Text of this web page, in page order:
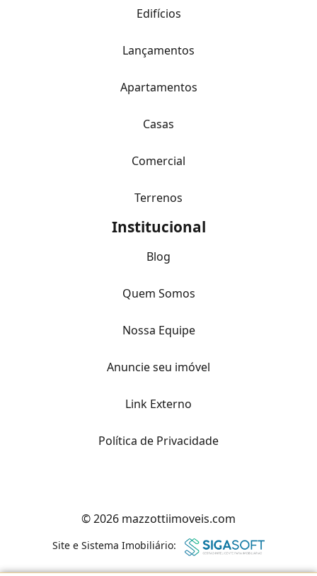
Edifícios
Lançamentos
Apartamentos
Casas
Comercial
Terrenos
Institucional
Blog
Quem Somos
Nossa Equipe
Anuncie seu imóvel
Link Externo
Política de Privacidade
© 2026 mazzottiimoveis.com
Site e Sistema Imobiliário: